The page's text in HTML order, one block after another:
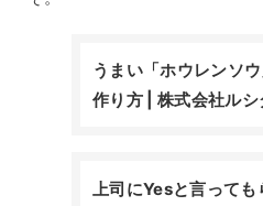
うまい「ホウレンソ
作り方 | 株式会社ルシ
上司にYesと言っても